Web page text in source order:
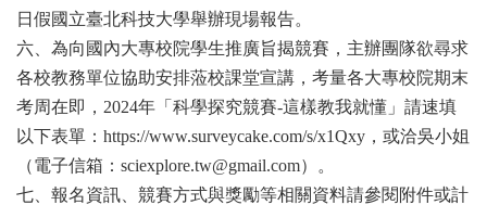
日假國立臺北科技大學舉辦現場報告。
六、為向國內大專校院學生推廣旨揭競賽，主辦團隊欲尋求
各校教務單位協助安排蒞校課堂宣講，考量各大專校院期末
考周在即，2024年「科學探究競賽-這樣教我就懂」請速填
以下表單：https://www.surveycake.com/s/x1Qxy，或洽吳小姐
（電子信箱：sciexplore.tw@gmail.com）。
七、報名資訊、競賽方式與獎勵等相關資料請參閱附件或計